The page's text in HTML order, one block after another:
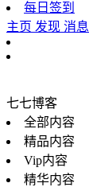
每日签到
主页 发现 消息
七七博客
全部内容
精品内容
Vip内容
精华内容